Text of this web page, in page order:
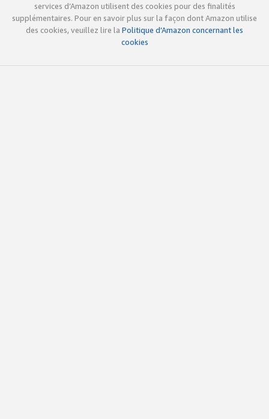
services d’Amazon utilisent des cookies pour des finalités
supplémentaires. Pour en savoir plus sur la façon dont Amazon utilise
des cookies, veuillez lire la Politique d’Amazon concernant les
cookies